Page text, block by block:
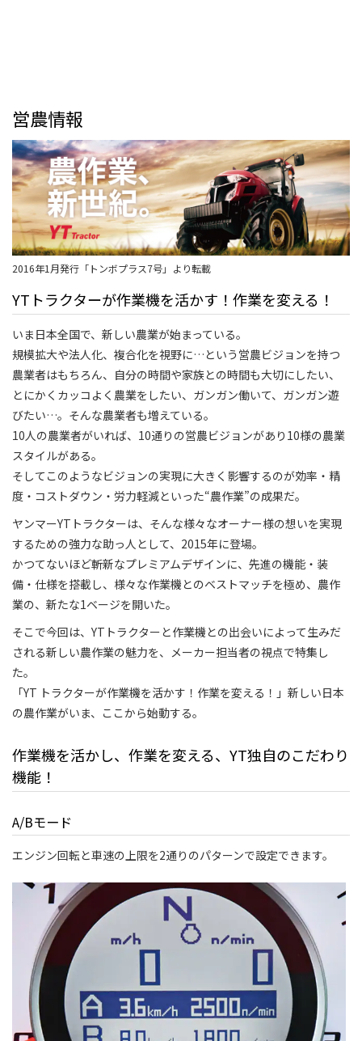
営農情報
2016年1月発行「トンボプラス7号」より転載
YTトラクターが作業機を活かす！作業を変える！
いま日本全国で、新しい農業が始まっている。
規模拡大や法人化、複合化を視野に…という営農ビジョンを持つ
農業者はもちろん、自分の時間や家族との時間も大切にしたい、
とにかくカッコよく農業をしたい、ガンガン働いて、ガンガン遊
びたい…。そんな農業者も増えている。
10人の農業者がいれば、10通りの営農ビジョンがあり10様の農業
スタイルがある。
そしてこのようなビジョンの実現に大きく影響するのが効率・精
度・コストダウン・労力軽減といった“農作業”の成果だ。
ヤンマーYTトラクターは、そんな様々なオーナー様の想いを実現
するための強力な助っ人として、2015年に登場。
かつてないほど斬新なプレミアムデザインに、先進の機能・装
備・仕様を搭載し、様々な作業機とのベストマッチを極め、農作
業の、新たな1ベージを開いた。
そこで今回は、YTトラクターと作業機との出会いによって生みだ
される新しい農作業の魅力を、メーカー担当者の視点で特集し
た。
「YT トラクターが作業機を活かす！作業を変える！」新しい日本
の農作業がいま、ここから始動する。
作業機を活かし、作業を変える、YT独自のこだわり
機能！
A/Bモード
エンジン回転と車速の上限を2通りのパターンで設定できます。